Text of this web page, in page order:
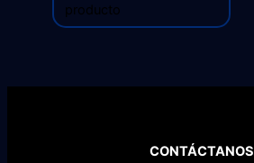
producto
CONTÁCTANOS